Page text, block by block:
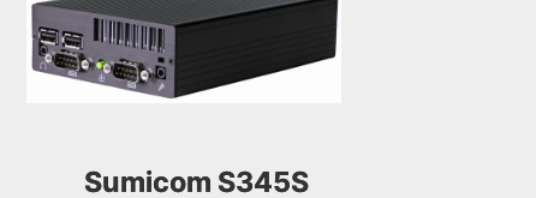
Sumicom S345S